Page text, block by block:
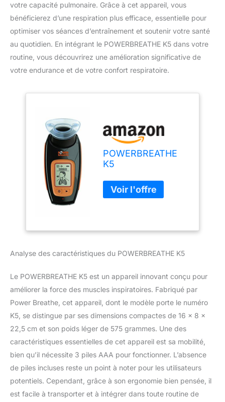
votre capacité pulmonaire. Grâce à cet appareil, vous
bénéficierez d’une respiration plus efficace, essentielle pour
optimiser vos séances d’entraînement et soutenir votre santé
au quotidien. En intégrant le POWERBREATHE K5 dans votre
routine, vous découvrirez une amélioration significative de
votre endurance et de votre confort respiratoire.
POWERBREATHE
K5
Analyse des caractéristiques du POWERBREATHE K5
Le POWERBREATHE K5 est un appareil innovant conçu pour
améliorer la force des muscles inspiratoires. Fabriqué par
Power Breathe, cet appareil, dont le modèle porte le numéro
K5, se distingue par ses dimensions compactes de 16 x 8 x
22,5 cm et son poids léger de 575 grammes. Une des
caractéristiques essentielles de cet appareil est sa mobilité,
bien qu’il nécessite 3 piles AAA pour fonctionner. L’absence
de piles incluses reste un point à noter pour les utilisateurs
potentiels. Cependant, grâce à son ergonomie bien pensée, il
est facile à transporter et à intégrer dans toute routine de